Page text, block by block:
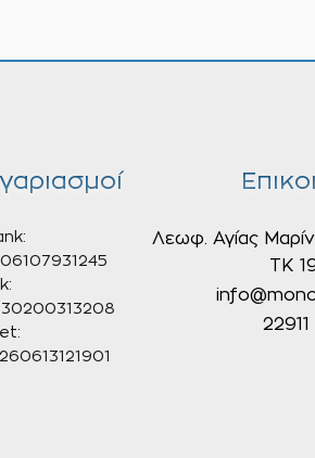
Λεωφ. Αγίας
ΤΚ